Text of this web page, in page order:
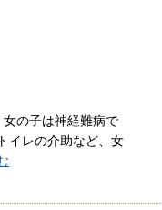
の子は神経難病で
イレの介助など、女